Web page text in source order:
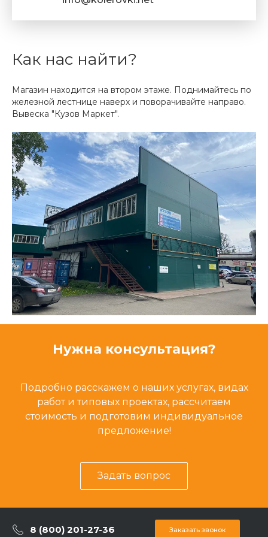
Как нас найти?
Магазин находится на втором этаже. Поднимайтесь по
железной лестнице наверх и поворачивайте направо.
Вывеска "Кузов Маркет".
Нужна консультация?
Подробно расскажем о наших услугах, видах
работ и типовых проектах, рассчитаем
стоимость и подготовим индивидуальное
предложение!
Задать вопрос
8 (800) 201-27-36 Заказать звонок